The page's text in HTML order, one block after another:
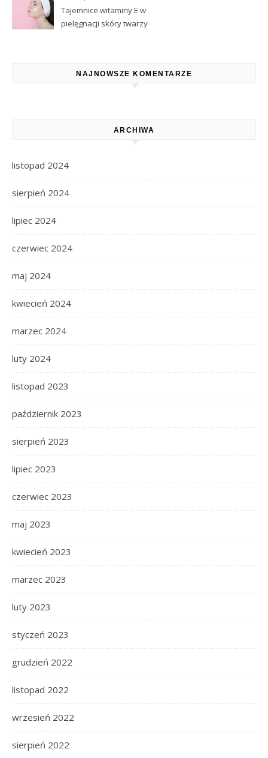
Tajemnice witaminy E w
pielęgnacji skóry twarzy
NAJNOWSZE KOMENTARZE
ARCHIWA
listopad 2024
sierpień 2024
lipiec 2024
czerwiec 2024
maj 2024
kwiecień 2024
marzec 2024
luty 2024
listopad 2023
październik 2023
sierpień 2023
lipiec 2023
czerwiec 2023
maj 2023
kwiecień 2023
marzec 2023
luty 2023
styczeń 2023
grudzień 2022
listopad 2022
wrzesień 2022
sierpień 2022